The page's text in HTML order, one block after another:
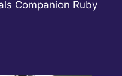
Companion Ruby